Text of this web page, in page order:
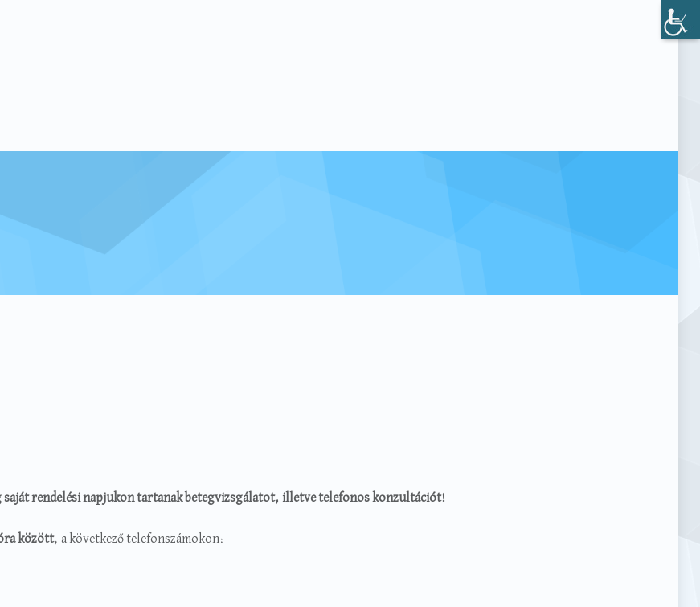
rendelési napjukon tartanak betegvizsgálatot, illetve telefonos konzultációt!
között, a következő telefonszámokon: